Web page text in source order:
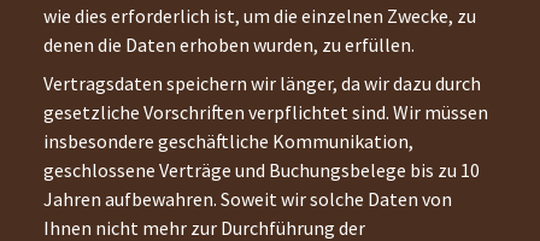
wie dies erforderlich ist, um die einzelnen Zwecke, zu
denen die Daten erhoben wurden, zu erfüllen.
Vertragsdaten speichern wir länger, da wir dazu durch
gesetzliche Vorschriften verpflichtet sind. Wir müssen
insbesondere geschäftliche Kommunikation,
geschlossene Verträge und Buchungsbelege bis zu 10
Jahren aufbewahren. Soweit wir solche Daten von
Ihnen nicht mehr zur Durchführung der